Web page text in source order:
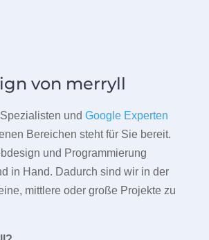
von merryll
und Google Experten
Bereichen steht für Sie bereit.
und Programmierung
in Hand. Dadurch sind wir in der
mittlere oder große Projekte zu